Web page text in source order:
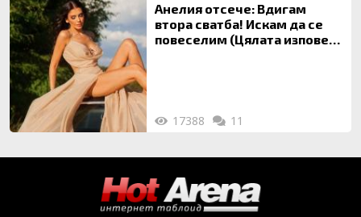
Анелия отсече: Вдигам
втора сватба! Искам да се
повеселим (Цялата изповед
17388 11